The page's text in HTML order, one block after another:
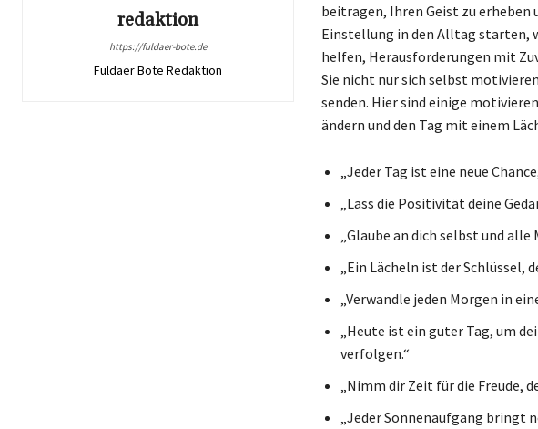
redaktion
https://fuldaer-bote.de
Fuldaer Bote Redaktion
beitragen, Ihren Geist zu erheben
Einstellung in den Alltag starten,
helfen, Herausforderungen mit
Sie nicht nur sich selbst
senden. Hier sind einige
ändern und den Tag mit einem
„Jeder Tag ist eine neue
„Lass die Positivität deine
„Glaube an dich selbst und
„Ein Lächeln ist der Schlüssel,
„Verwandle jeden Morgen in
„Heute ist ein guter Tag, um
verfolgen.“
„Nimm dir Zeit für die Freude,
„Jeder Sonnenaufgang bringt